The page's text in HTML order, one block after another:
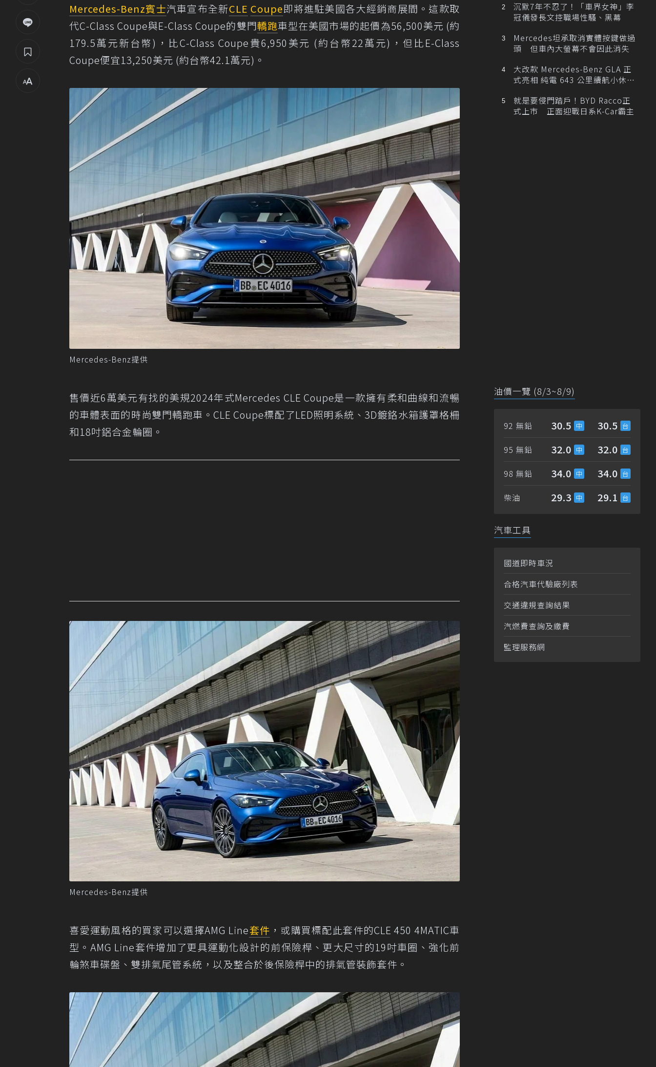
Mercedes-Benz賓士汽車宣布全新CLE Coupe即將進駐美國各大經銷商展間。這款取
代C-Class Coupe與E-Class Coupe的雙門轎跑車型在美國市場的起價為56,500美元 (約
179.5萬元新台幣)，比C-Class Coupe貴6,950美元 (約台幣22萬元)，但比E-Class
Coupe便宜13,250美元 (約台幣42.1萬元)。
Mercedes-Benz提供
售價近6萬美元有找的美規2024年式Mercedes CLE Coupe是一款擁有柔和曲線和流暢
的車體表面的時尚雙門轎跑車。CLE Coupe標配了LED照明系統、3D鍍鉻水箱護罩格柵
和18吋鋁合金輪圈。
Mercedes-Benz提供
喜愛運動風格的買家可以選擇AMG Line套件 ，或購買標配此套件的CLE 450 4MATIC車
型。AMG Line套件增加了更具運動化設計的前保險桿、更大尺寸的19吋車圈、強化前
輪煞車碟盤、雙排氣尾管系統，以及整合於後保險桿中的排氣管裝飾套件。
沉默7年不忍了！「車界女神」李
冠儀發長文控職場性騷、黑幕
Mercedes坦承取消實體按鍵做過
頭 但車內大螢幕不會因此消失
大改款 Mercedes-Benz GLA 正
式亮相 純電 643 公里續航小休
就是要侵門踏戶！BYD Racco正
式上市 正面迎戰日系K-Car霸主
油價一覽 (8/3~8/9)
92 無鉛 30.5 30.5
95 無鉛 32.0 32.0
98 無鉛 34.0 34.0
柴油 29.3 29.1
汽車工具
國道即時車況
合格汽車代驗廠列表
交通違規查詢結果
汽燃費查詢及繳費
監理服務網